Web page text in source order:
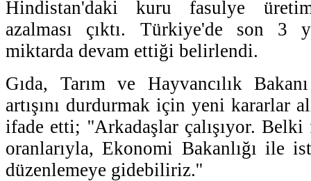
Hindistan'daki kuru fasulye
azalması çıktı. Türkiye'de son 3
miktarda devam ettiği belirlendi.
Gıda, Tarım ve Hayvancılık
artışını durdurmak için yeni kararlar
ifade etti; ''Arkadaşlar çalışıyor.
oranlarıyla, Ekonomi Bakanlığı ile
düzenlemeye gidebiliriz.''